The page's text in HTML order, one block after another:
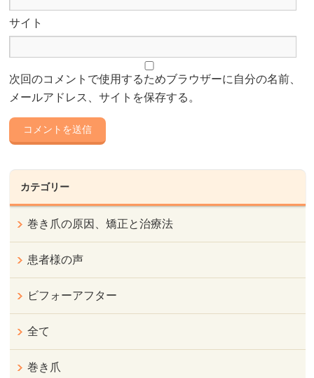
サイト
次回のコメントで使用するためブラウザーに自分の名前、
メールアドレス、サイトを保存する。
カテゴリー
巻き爪の原因、矯正と治療法
患者様の声
ビフォーアフター
全て
巻き爪